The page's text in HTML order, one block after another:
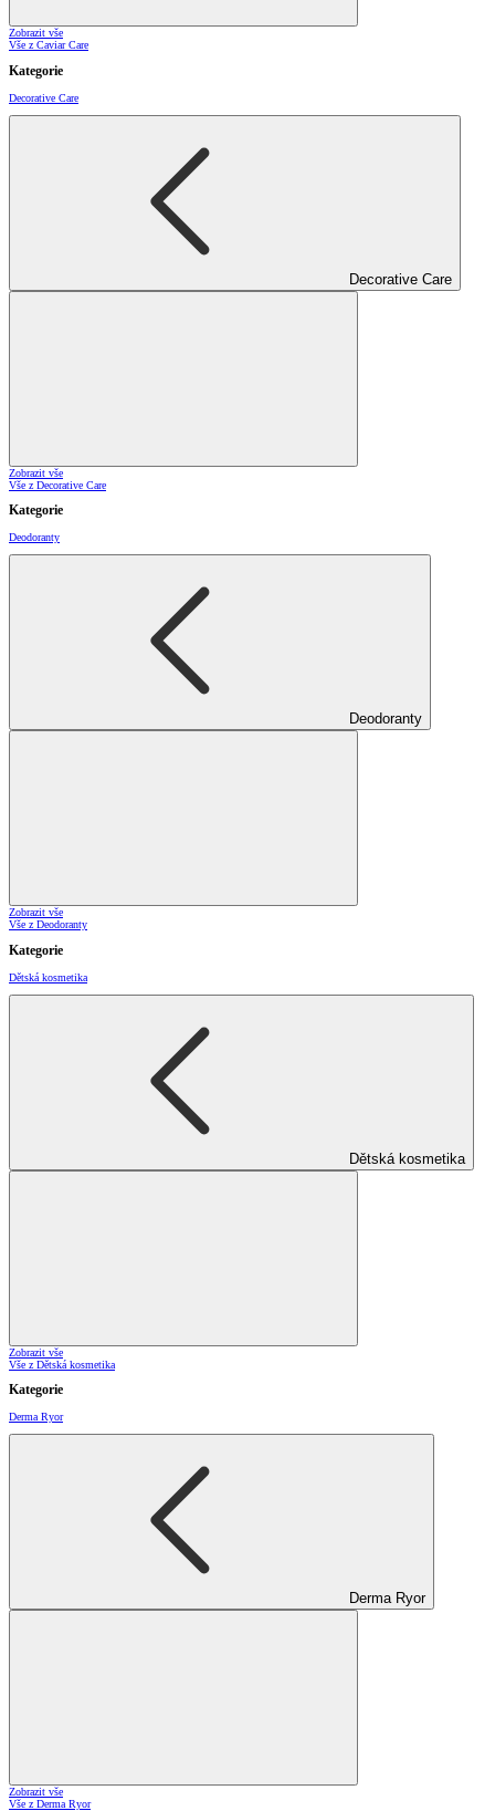
Zobrazit vše
Vše z Caviar Care
Kategorie
Decorative Care
Decorative Care
Zobrazit vše
Vše z Decorative Care
Kategorie
Deodoranty
Deodoranty
Zobrazit vše
Vše z Deodoranty
Kategorie
Dětská kosmetika
Dětská kosmetika
Zobrazit vše
Vše z Dětská kosmetika
Kategorie
Derma Ryor
Derma Ryor
Zobrazit vše
Vše z Derma Ryor